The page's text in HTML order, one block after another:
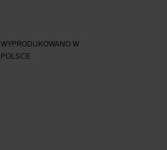
WYPRODUKOWANO W
POLSCE